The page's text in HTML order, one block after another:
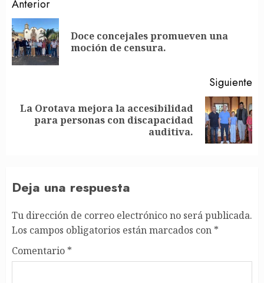
Post
navigation
Anterior
Doce concejales promueven una
moción de censura.
Siguiente
Siguiente
La Orotava mejora la accesibilidad
para personas con discapacidad
auditiva.
Deja una respuesta
Tu dirección de correo electrónico no será publicada.
Los campos obligatorios están marcados con *
Comentario *